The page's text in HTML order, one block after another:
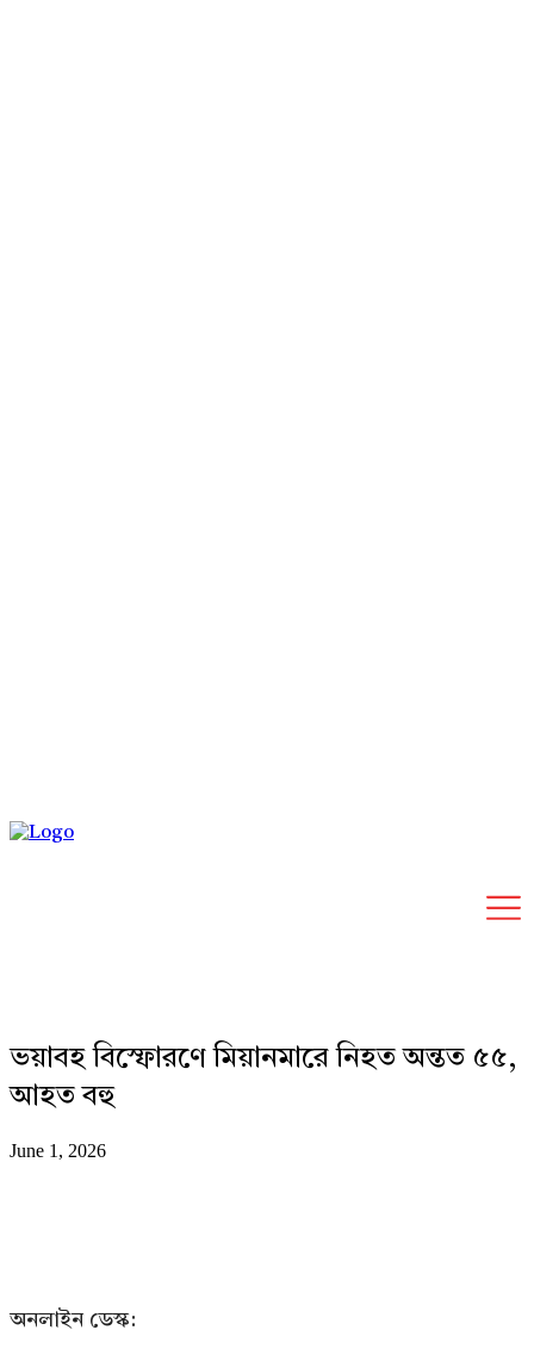
ভয়াবহ বিস্ফোরণে মিয়ানমারে নিহত অন্তত ৫৫,
আহত বহু
June 1, 2026
অনলাইন ডেস্ক: